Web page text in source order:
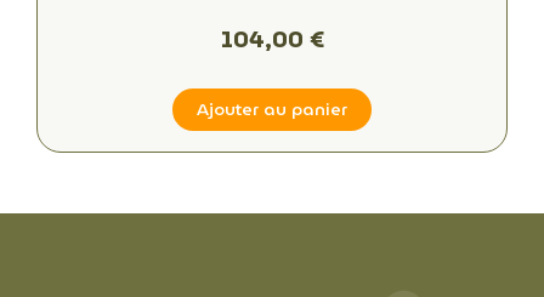
104,00 €
Ajouter au panier